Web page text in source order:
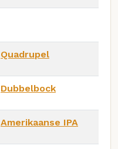
Quadrupel
Dubbelbock
Amerikaanse IPA